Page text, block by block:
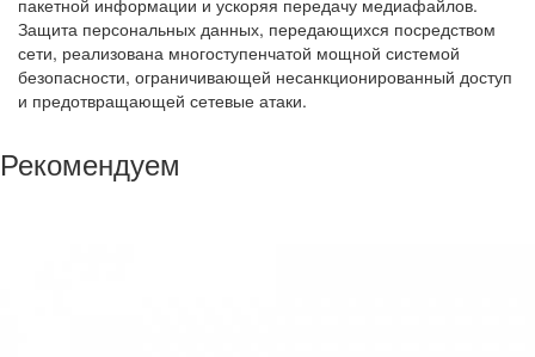
пакетной информации и ускоряя передачу медиафайлов.
Защита персональных данных, передающихся посредством
сети, реализована многоступенчатой мощной системой
безопасности, ограничивающей несанкционированный доступ
и предотвращающей сетевые атаки.
Рекомендуем